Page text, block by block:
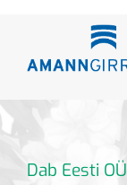
Dab Eesti OÜ